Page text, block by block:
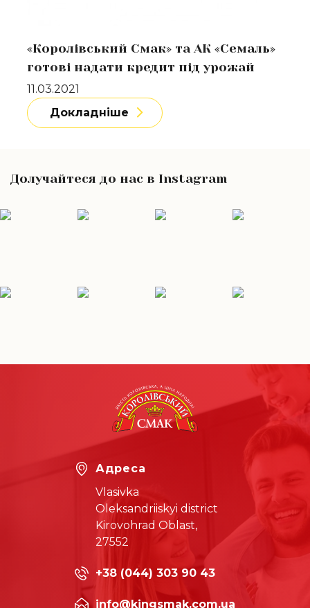
«Королівський Смак» та АК «Семаль»
готові надати кредит під урожай
11.03.2021
Докладніше
Долучайтеся до нас в Instagram
Адреса
Vlasivka
Oleksandriiskyi district
Kirovohrad Oblast,
27552
+38 (044) 303 90 43
info@kingsmak.com.ua